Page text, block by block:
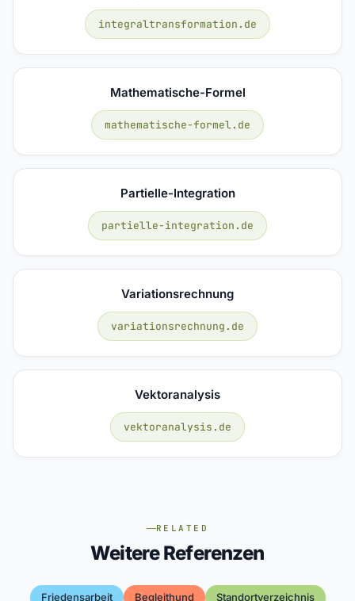
integraltransformation.de
Mathematische-Formel
mathematische-formel.de
Partielle-Integration
partielle-integration.de
Variationsrechnung
variationsrechnung.de
Vektoranalysis
vektoranalysis.de
RELATED
Weitere Referenzen
Friedensarbeit Begleithund Standortverzeichnis